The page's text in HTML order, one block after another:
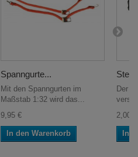
Spanngurte...
Mit den Spanngurten im
Maßstab 1:32 wird das...
9,95 €
In den Warenkorb
Der
2,00 €
In